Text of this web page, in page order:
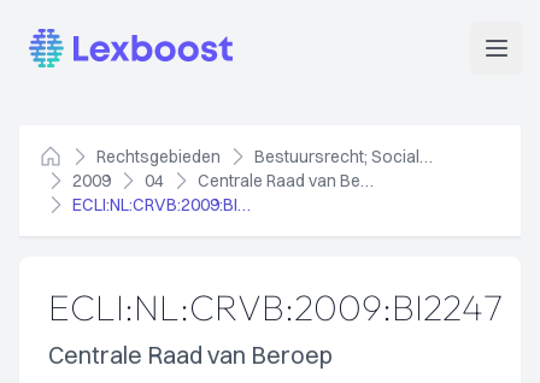
Lexboost
Home
Rechtsgebieden
Bestuursrecht; Socialezekerheidsrecht
2009
04
Centrale Raad van Beroep
ECLI:NL:CRVB:2009:BI2247
ECLI:NL:CRVB:2009:BI2247
Centrale Raad van Beroep